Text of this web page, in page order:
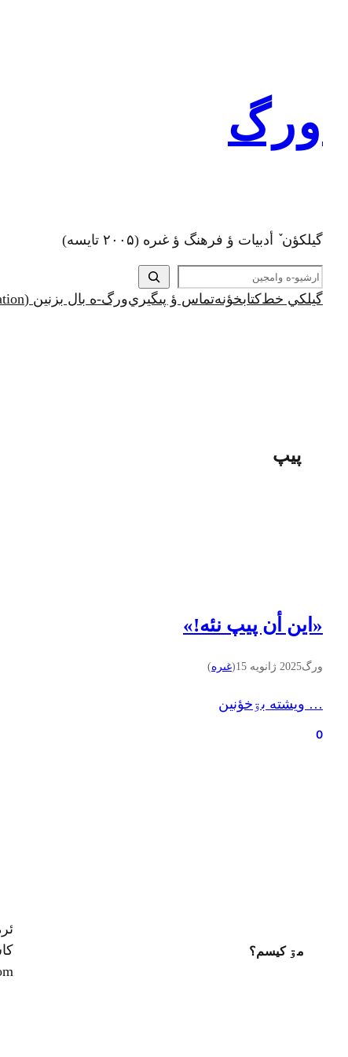
ورگ
گيلکؤن ٚ أدبیات ؤ فرهنگ ؤ غىره (۲۰۰۵ تايسه)
ج
س
تگيلکي خطکتابخؤنهتماس ؤ پىگيريورگ-ه بال بزنين (Support and Donation)
پیپ
«اين أن پيپ نئه!»
ورگ2025 ژانویه 15 (غىره)
… ويشته بۊخؤنين
0
مۊ کيسم؟